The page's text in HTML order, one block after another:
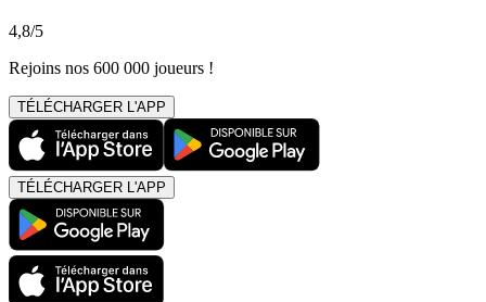
4,8/5
Rejoins nos 600 000 joueurs !
TÉLÉCHARGER L'APP
TÉLÉCHARGER L'APP